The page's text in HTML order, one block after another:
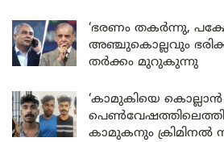
‘ഭരണം തകർന്നു,
അഞ്ചുകൊല്ലവും
തർക്കം മുറുകുന്നു
‘കാമുകിയെ കൊല്ലാൻ
കാമുകനും ക്രിമിനൽ